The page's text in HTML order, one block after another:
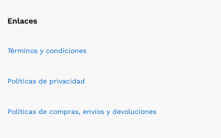
Enlaces
Términos y condiciones
Políticas de privacidad
Políticas de compras, envíos y devoluciones